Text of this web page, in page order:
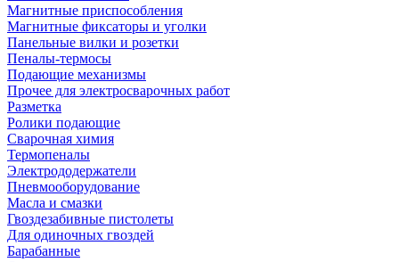
Магнитные приспособления
Магнитные фиксаторы и уголки
Панельные вилки и розетки
Пеналы-термосы
Подающие механизмы
Прочее для электросварочных работ
Разметка
Ролики подающие
Сварочная химия
Термопеналы
Электрододержатели
Пневмооборудование
Масла и смазки
Гвоздезабивные пистолеты
Для одиночных гвоздей
Барабанные